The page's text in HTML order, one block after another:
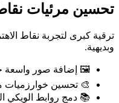
تحسين مرئيات
ترقية كبرى لتجربة نقاط
وبديهية.
🖼️ إضافة صور واسعة
🎨 تحسين خوارزميات
📚 دمج روابط الويكي